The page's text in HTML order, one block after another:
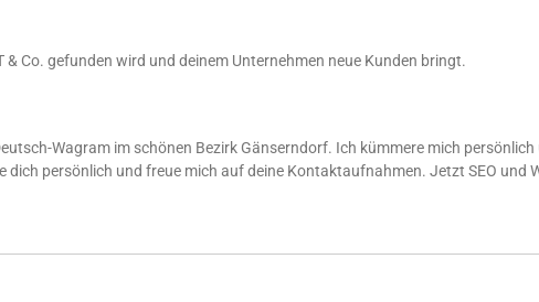
Co. gefunden wird und deinem Unternehmen neue Kunden bringt.
Wagram im schönen Bezirk Gänserndorf. Ich kümmere mich
dich persönlich und freue mich auf deine Kontaktaufnahmen. Jetzt SEO und